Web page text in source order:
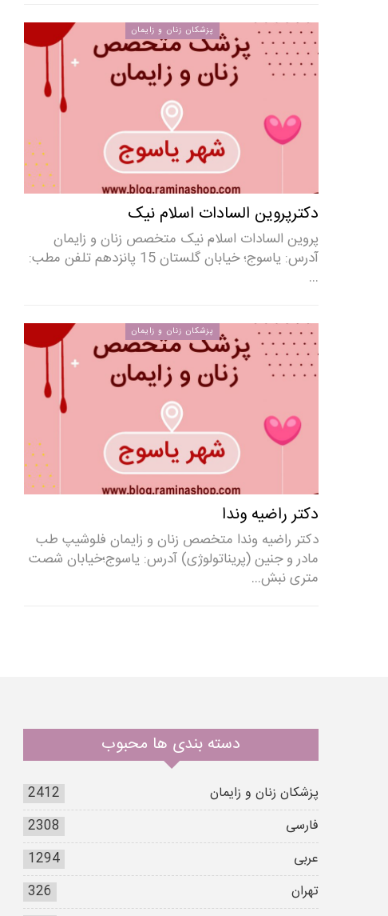
پزشکان زنان و زایمان
دکترپروین السادات اسلام نیک
پروین السادات اسلام نیک متخصص زنان و زایمان
آدرس: یاسوج؛ خیابان گلستان 15 پانزدهم تلفن مطب:
…
پزشکان زنان و زایمان
دکتر راضیه وندا
دکتر راضیه وندا متخصص زنان و زایمان فلوشیپ طب
مادر و جنین (پریناتولوژی) آدرس: یاسوج؛خیابان شصت
متری نبش…
دسته بندی ها محبوب
پزشکان زنان و زایمان
2412
فارسی
2308
عربی
1294
تهران
326